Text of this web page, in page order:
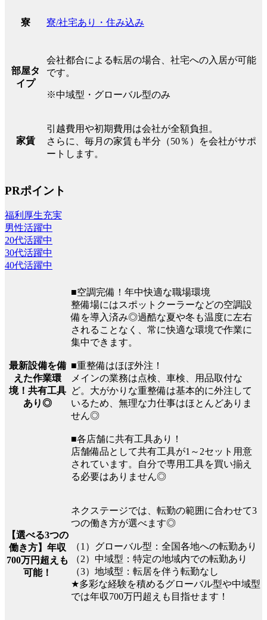
寮 寮/社宅あり・住み込み
部屋タ
イプ
会社都合による転居の場合、社宅への入居が可能
です。
※中域型・グローバル型のみ
家賃
引越費用や初期費用は会社が全額負担。
さらに、毎月の家賃も半分（50％）を会社がサポ
ートします。
PRポイント
福利厚生充実
男性活躍中
20代活躍中
30代活躍中
40代活躍中
最新設備を備
えた作業環
境！共有工具
あり◎
■空調完備！年中快適な職場環境
整備場にはスポットクーラーなどの空調設
備を導入済み◎過酷な夏や冬も温度に左右
されることなく、常に快適な環境で作業に
集中できます。
■重整備はほぼ外注！
メインの業務は点検、車検、用品取付な
ど。大がかりな重整備は基本的に外注して
いるため、無理な力仕事はほとんどありま
せん◎
■各店舗に共有工具あり！
店舗備品として共有工具が1～2セット用意
されています。自分で専用工具を買い揃え
る必要はありません◎
【選べる3つの
働き方】年収
700万円超えも
可能！
ネクステージでは、転勤の範囲に合わせて3
つの働き方が選べます◎
（1）グローバル型：全国各地への転勤あり
（2）中域型：特定の地域内での転勤あり
（3）地域型：転居を伴う転勤なし
★多彩な経験を積めるグローバル型や中域型
では年収700万円超えも目指せます！